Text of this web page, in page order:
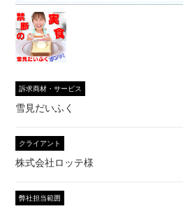
訴求商材・サービス
雪見だいふく
クライアント
株式会社ロッテ様
弊社担当範囲